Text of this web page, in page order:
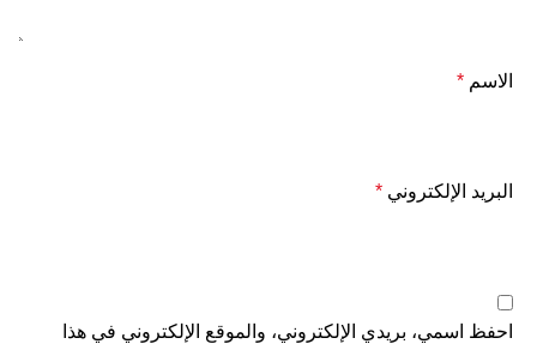
الاسم *
البريد الإلكتروني *
احفظ اسمي، بريدي الإلكتروني، والموقع الإلكتروني في هذا